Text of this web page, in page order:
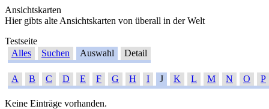
Ansichtskarten
Hier gibts alte Ansichtskarten von überall in der Welt
Testseite
Alles
Suchen Auswahl Detail
A B C D E F G H I J K L M N O P
Keine Einträge vorhanden.